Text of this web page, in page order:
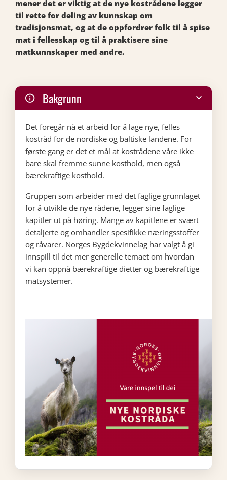
mener det er viktig at de nye kostrådene legger
til rette for deling av kunnskap om
tradisjonsmat, og at de oppfordrer folk til å spise
mat i fellesskap og til å praktisere sine
matkunnskaper med andre.
Bakgrunn
Det foregår nå et arbeid for å lage nye, felles
kostråd for de nordiske og baltiske landene. For
første gang er det et mål at kostrådene våre ikke
bare skal fremme sunne kosthold, men også
bærekraftige kosthold.
Gruppen som arbeider med det faglige grunnlaget
for å utvikle de nye rådene, legger sine faglige
kapitler ut på høring. Mange av kapitlene er svært
detaljerte og omhandler spesifikke næringsstoffer
og råvarer. Norges Bygdekvinnelag har valgt å gi
innspill til det mer generelle temaet om hvordan
vi kan oppnå bærekraftige dietter og bærekraftige
matsystemer.